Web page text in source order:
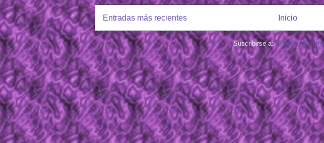
Entradas más recientes Inicio
Suscribirse a:Entradas (Atom)